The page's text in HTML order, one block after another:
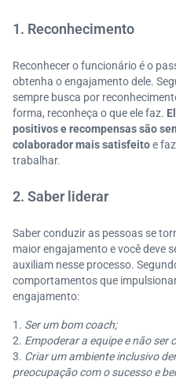
1. Reconhecimento
Reconhecer o funcionário é o
obtenha o engajamento dele.
sempre busca por
forma, reconheça o que ele faz.
positivos e recompensas são
colaborador mais satisfeitoe
trabalhar.
2. Saber liderar
Saber conduzir as pessoas se
maior engajamento e você deve
auxiliam nesse processo.
comportamentos que
engajamento:
Ser um bom coach;
Empoderar a equipe e não ser
Criar um ambiente inclusivo
preocupação com o sucesso e